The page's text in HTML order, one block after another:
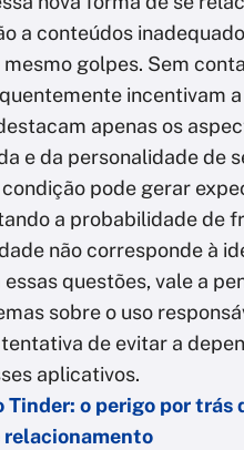
a conteúdos
golpes. Sem
incentivam
apenas os
e da personalidade de
condição pode gerar
a probabilidade de
não corresponde à
questões, vale a
sobre o uso
de evitar a
aplicativos.
Tinder: o perigo por trás